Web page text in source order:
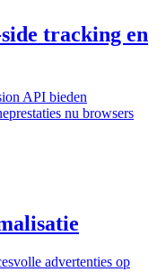
tracking en
API bieden
nu browsers
advertenties op